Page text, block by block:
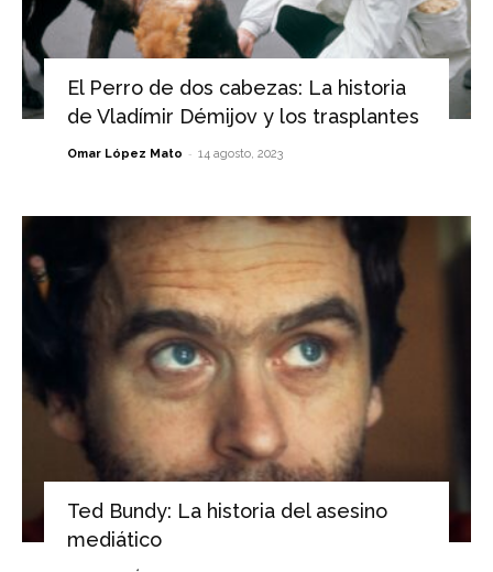
El Perro de dos cabezas: La historia
de Vladímir Démijov y los trasplantes
Omar López Mato - 14 agosto, 2023
Ted Bundy: La historia del asesino
mediático